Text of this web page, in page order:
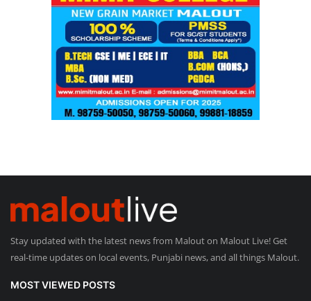
Stay updated with the latest news from Malout on Malout Live! Get
real-time updates on local events, Punjabi news, and all things Malout.
MOST VIEWED POSTS